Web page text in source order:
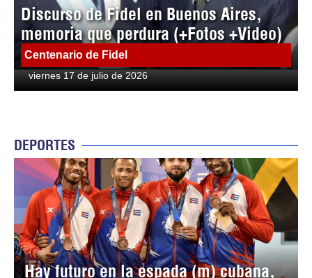
Discurso de Fidel en Buenos Aires,
memoria que perdura (+Fotos +Video)
Centenario de Fidel
viernes 17 de julio de 2026
DEPORTES
Hay futuro en la espada (m) cubana,